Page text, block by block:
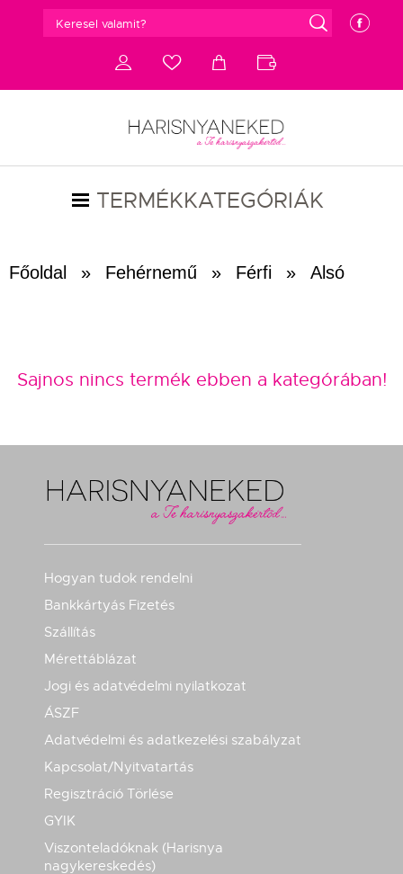
e g
d c a b
TERMÉKKATEGÓRIÁK
Főoldal » Fehérnemű » Férfi » Alsó
Sajnos nincs termék ebben a kategórában!
Hogyan tudok rendelni
Bankkártyás Fizetés
Szállítás
Mérettáblázat
Jogi és adatvédelmi nyilatkozat
ÁSZF
Adatvédelmi és adatkezelési szabályzat
Kapcsolat/Nyitvatartás
Regisztráció Törlése
GYIK
Viszonteladóknak (Harisnya
nagykereskedés)